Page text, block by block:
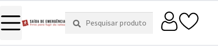
Pesquisar
por:
Pesquisa